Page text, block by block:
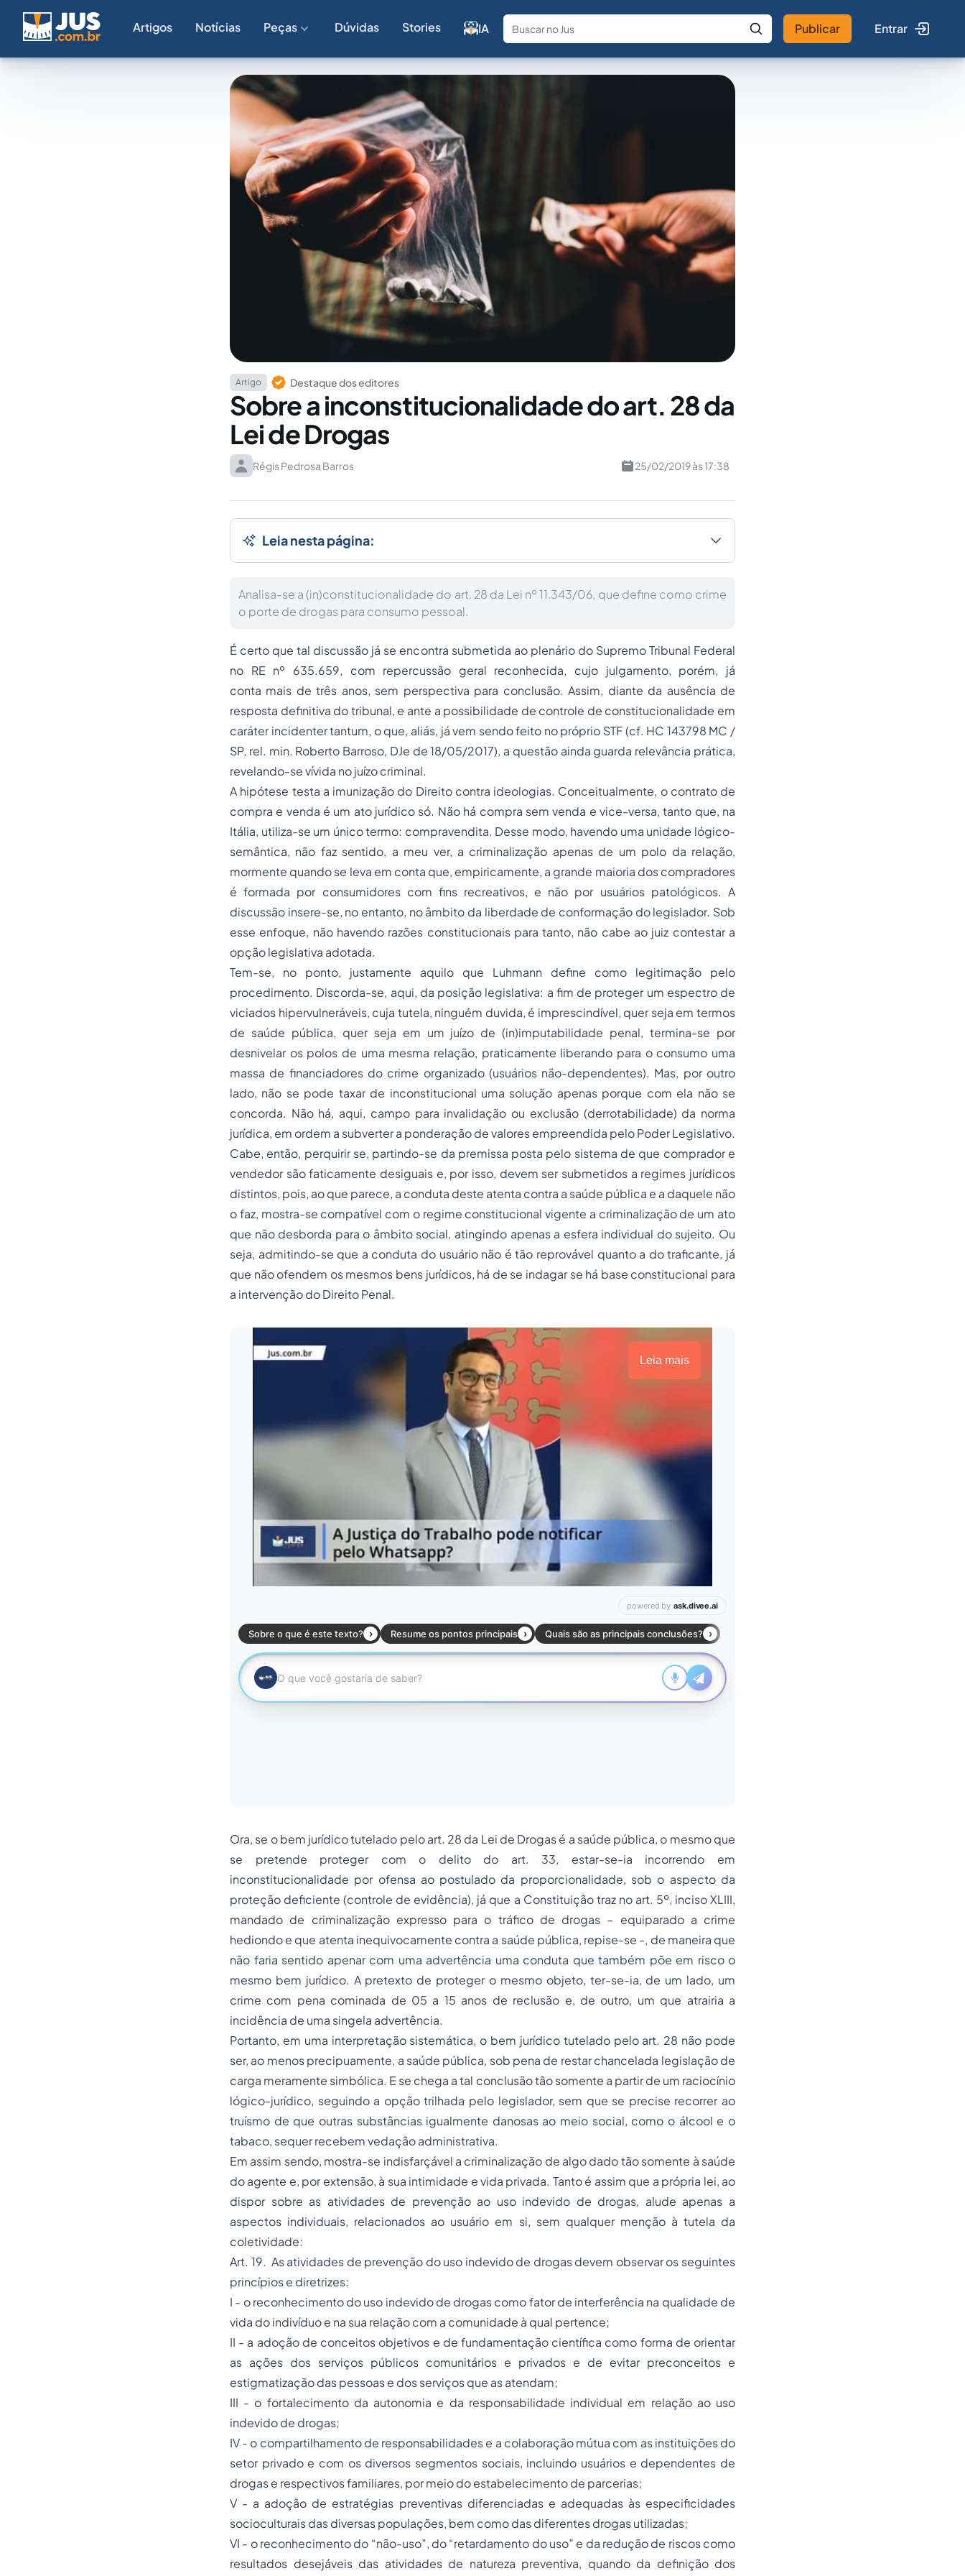
Artigos Notícias Peças Dúvidas Stories IA
Fale com a IA Buscar no Jus
Publicar Entrar
Artigo Destaque dos editores
Sobre a inconstitucionalidade do art. 28 da
Lei de Drogas
Régis Pedrosa Barros 25/02/2019 às 17:38
Leia nesta página:
Analisa-se a (in)constitucionalidade do art. 28 da Lei nº 11.343/06, que define como crime
o porte de drogas para consumo pessoal.
É certo que tal discussão já se encontra submetida ao plenário do Supremo Tribunal Federal
no RE nº 635.659, com repercussão geral reconhecida, cujo julgamento, porém, já
conta mais de três anos, sem perspectiva para conclusão. Assim, diante da ausência de
resposta definitiva do tribunal, e ante a possibilidade de controle de constitucionalidade em
caráter incidenter tantum, o que, aliás, já vem sendo feito no próprio STF (cf. HC 143798 MC /
SP, rel. min. Roberto Barroso, DJe de 18/05/2017), a questão ainda guarda relevância prática,
revelando-se vívida no juízo criminal.
A hipótese testa a imunização do Direito contra ideologias. Conceitualmente, o contrato de
compra e venda é um ato jurídico só. Não há compra sem venda e vice-versa, tanto que, na
Itália, utiliza-se um único termo: compravendita. Desse modo, havendo uma unidade lógico-
semântica, não faz sentido, a meu ver, a criminalização apenas de um polo da relação,
mormente quando se leva em conta que, empiricamente, a grande maioria dos compradores
é formada por consumidores com fins recreativos, e não por usuários patológicos. A
discussão insere-se, no entanto, no âmbito da liberdade de conformação do legislador. Sob
esse enfoque, não havendo razões constitucionais para tanto, não cabe ao juiz contestar a
opção legislativa adotada.
Tem-se, no ponto, justamente aquilo que Luhmann define como legitimação pelo
procedimento. Discorda-se, aqui, da posição legislativa: a fim de proteger um espectro de
viciados hipervulneráveis, cuja tutela, ninguém duvida, é imprescindível, quer seja em termos
de saúde pública, quer seja em um juízo de (in)imputabilidade penal, termina-se por
desnivelar os polos de uma mesma relação, praticamente liberando para o consumo uma
massa de financiadores do crime organizado (usuários não-dependentes). Mas, por outro
lado, não se pode taxar de inconstitucional uma solução apenas porque com ela não se
concorda. Não há, aqui, campo para invalidação ou exclusão (derrotabilidade) da norma
jurídica, em ordem a subverter a ponderação de valores empreendida pelo Poder Legislativo.
Cabe, então, perquirir se, partindo-se da premissa posta pelo sistema de que comprador e
vendedor são faticamente desiguais e, por isso, devem ser submetidos a regimes jurídicos
distintos, pois, ao que parece, a conduta deste atenta contra a saúde pública e a daquele não
o faz, mostra-se compatível com o regime constitucional vigente a criminalização de um ato
que não desborda para o âmbito social, atingindo apenas a esfera individual do sujeito. Ou
seja, admitindo-se que a conduta do usuário não é tão reprovável quanto a do traficante, já
que não ofendem os mesmos bens jurídicos, há de se indagar se há base constitucional para
a intervenção do Direito Penal.
Leia mais
Ora, se o bem jurídico tutelado pelo art. 28 da Lei de Drogas é a saúde pública, o mesmo que
se pretende proteger com o delito do art. 33, estar-se-ia incorrendo em
inconstitucionalidade por ofensa ao postulado da proporcionalidade, sob o aspecto da
proteção deficiente (controle de evidência), já que a Constituição traz no art. 5º, inciso XLIII,
mandado de criminalização expresso para o tráfico de drogas – equiparado a crime
hediondo e que atenta inequivocamente contra a saúde pública, repise-se -, de maneira que
não faria sentido apenar com uma advertência uma conduta que também põe em risco o
mesmo bem jurídico. A pretexto de proteger o mesmo objeto, ter-se-ia, de um lado, um
crime com pena cominada de 05 a 15 anos de reclusão e, de outro, um que atrairia a
incidência de uma singela advertência.
Portanto, em uma interpretação sistemática, o bem jurídico tutelado pelo art. 28 não pode
ser, ao menos precipuamente, a saúde pública, sob pena de restar chancelada legislação de
carga meramente simbólica. E se chega a tal conclusão tão somente a partir de um raciocínio
lógico-jurídico, seguindo a opção trilhada pelo legislador, sem que se precise recorrer ao
truísmo de que outras substâncias igualmente danosas ao meio social, como o álcool e o
tabaco, sequer recebem vedação administrativa.
Em assim sendo, mostra-se indisfarçável a criminalização de algo dado tão somente à saúde
do agente e, por extensão, à sua intimidade e vida privada. Tanto é assim que a própria lei, ao
dispor sobre as atividades de prevenção ao uso indevido de drogas, alude apenas a
aspectos individuais, relacionados ao usuário em si, sem qualquer menção à tutela da
coletividade:
Art. 19. As atividades de prevenção do uso indevido de drogas devem observar os seguintes
princípios e diretrizes:
I - o reconhecimento do uso indevido de drogas como fator de interferência na qualidade de
vida do indivíduo e na sua relação com a comunidade à qual pertence;
II - a adoção de conceitos objetivos e de fundamentação científica como forma de orientar
as ações dos serviços públicos comunitários e privados e de evitar preconceitos e
estigmatização das pessoas e dos serviços que as atendam;
III - o fortalecimento da autonomia e da responsabilidade individual em relação ao uso
indevido de drogas;
IV - o compartilhamento de responsabilidades e a colaboração mútua com as instituições do
setor privado e com os diversos segmentos sociais, incluindo usuários e dependentes de
drogas e respectivos familiares, por meio do estabelecimento de parcerias;
V - a adoção de estratégias preventivas diferenciadas e adequadas às especificidades
socioculturais das diversas populações, bem como das diferentes drogas utilizadas;
VI - o reconhecimento do “não-uso”, do “retardamento do uso” e da redução de riscos como
resultados desejáveis das atividades de natureza preventiva, quando da definição dos